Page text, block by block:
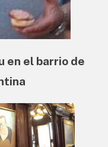
en el barrio de